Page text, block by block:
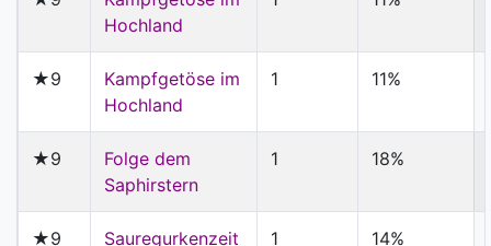
Hochland
★9
Kampfgetöse im
Hochland
1 11%
★9
Folge dem
Saphirstern
1 18%
★9 Sauregurkenzeit 1 14%